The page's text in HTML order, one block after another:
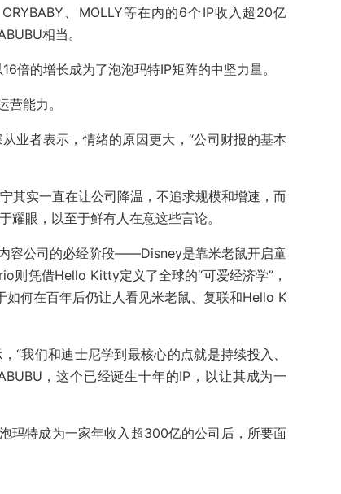
、MOLLY等在内的6个IP收入超20亿
相当。
倍的增长成为了泡泡玛特IP矩阵的中坚力量。
能力。
业者表示，情绪的原因更大，“公司财报的基本
其实一直在让公司降温，不追求规模和增速，而
耀眼，以至于鲜有人在意这些言论。
容公司的必经阶段——Disney是靠米老鼠开启童
则凭借Hello Kitty定义了全球的“可爱经济学”，
如何在百年后仍让人看见米老鼠、复联和Hello K
“我们和迪士尼学到最核心的点就是持续投入、
，这个已经诞生十年的IP，以让其成为一
玛特成为一家年收入超300亿的公司后，所要面